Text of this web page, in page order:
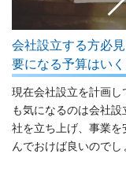
会社設立する方必
要になる予算はいく
現在会社設立を計画
も気になるのは会社
社を立ち上げ、事業
んでおけば良いのでし